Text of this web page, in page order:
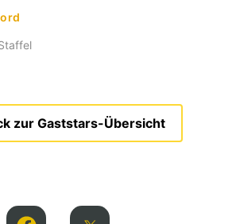
zur Gaststars-Übersicht